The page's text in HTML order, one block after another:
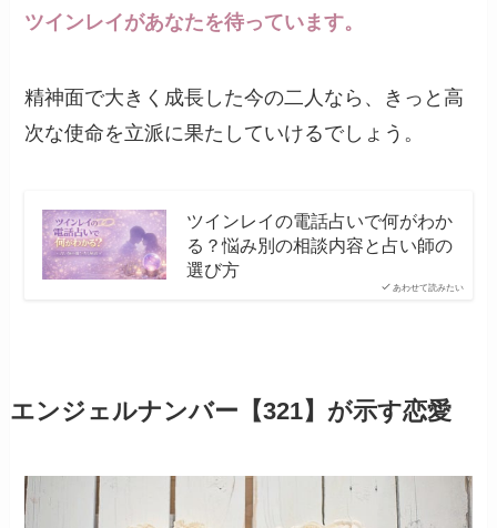
ツインレイがあなたを待っています。
精神面で大きく成長した今の二人なら、きっと高
次な使命を立派に果たしていけるでしょう。
あわせて読みたい
ツインレイの電話占いで何がわか
る？悩み別の相談内容と占い師の
選び方
エンジェルナンバー【321】が示す恋愛